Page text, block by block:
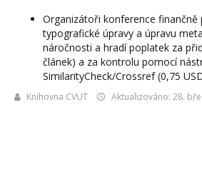
Organizátoři konference finančně
typografické úpravy a úpravu
náročnosti a hradí poplatek za
článek) a za kontrolu pomocí
SimilarityCheck/Crossref (0,75
Knihovna CVUT Aktualizováno: 28.